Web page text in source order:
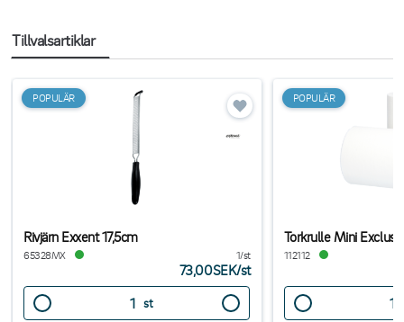
Tillvalsartiklar
POPULÄR
Rivjärn Exxent 17,5cm
65328MX 1/st
73,00SEK/st
st
POPULÄR
Torkrulle Mini
112112